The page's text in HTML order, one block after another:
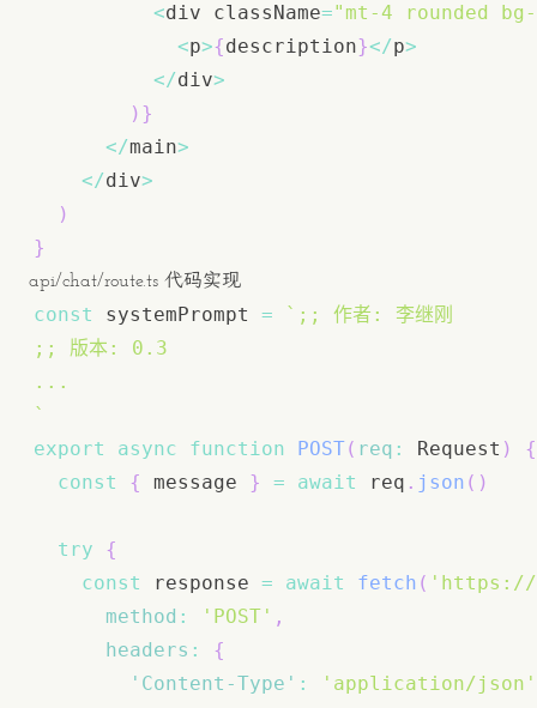
<div className="mt-4 rounded
<p>{description}</p>
</div>
) }
</main>
</div>
)
}
api/chat/route.ts 代码实现
const systemPrompt = `
`
export
async function POST( req : Request )
{
const
{ message } = await req . json ( )
try
{
const
response = await fetch ( 'https://
method : 'POST' ,
headers :
{
'Content-Type' :
'application/json'